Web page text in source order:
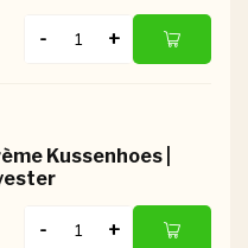
- +
Kussenhoes |
- +